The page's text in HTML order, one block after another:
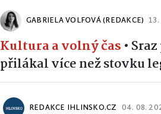
GABRIELA VOLFOVÁ (REDAKCE)
Kultura a volný čas •
přilákal více než stovku
REDAKCE IHLINSKO.CZ 04. 08.